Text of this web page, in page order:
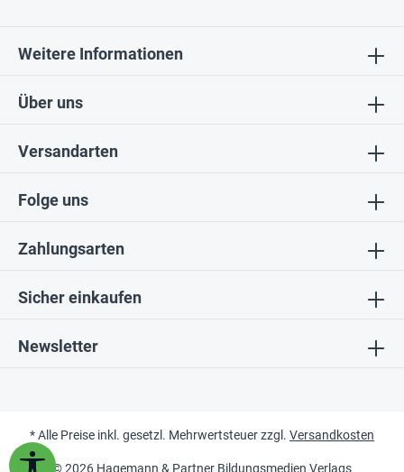
Folge uns
Sicher einkaufen
Über uns
Newsletter
Weitere Informationen
Zahlungsarten
Versandarten
© 2026 Hagemann & Partner Bildungsmedien Verlags
* Alle Preise inkl. gesetzl. Mehrwertsteuer zzgl. Versandkosten
Werkzeugleiste anzeigen